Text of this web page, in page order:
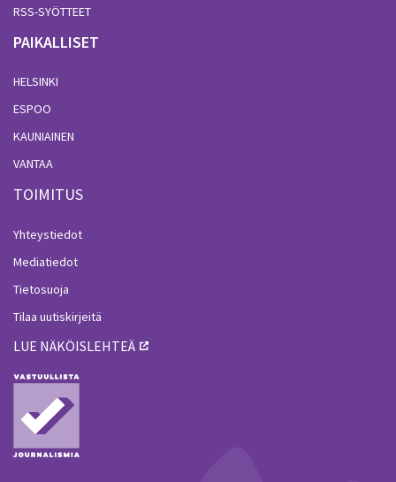
RSS-SYÖTTEET
PAIKALLISET
HELSINKI
ESPOO
KAUNIAINEN
VANTAA
TOIMITUS
Yhteystiedot
Mediatiedot
Tietosuoja
Tilaa uutiskirjeitä
LUE NÄKÖISLEHTEÄ